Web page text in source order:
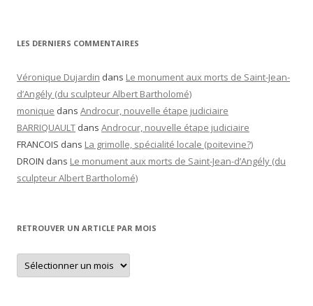
LES DERNIERS COMMENTAIRES
Véronique Dujardin dans Le monument aux morts de Saint-Jean-
d’Angély (du sculpteur Albert Bartholomé)
monique dans Androcur, nouvelle étape judiciaire
BARRIQUAULT dans Androcur, nouvelle étape judiciaire
FRANCOIS dans La grimolle, spécialité locale (poitevine?)
DROIN dans Le monument aux morts de Saint-Jean-d’Angély (du
sculpteur Albert Bartholomé)
RETROUVER UN ARTICLE PAR MOIS
Retrouver
un
article